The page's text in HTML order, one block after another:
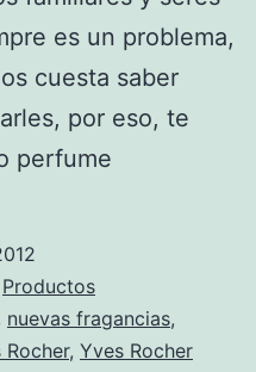
es un problema,
cuesta saber
por eso, te
perfume
Productos
nuevas fragancias,
, Yves Rocher